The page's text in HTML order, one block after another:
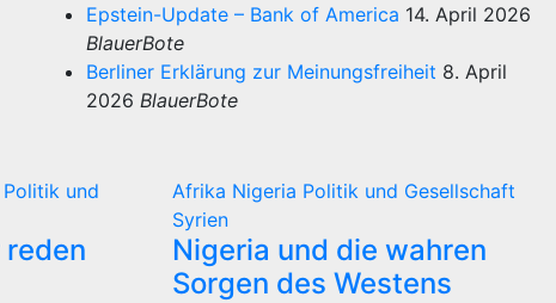
Epstein-Update – Bank of America 14. April 2026
BlauerBote
Berliner Erklärung zur Meinungsfreiheit 8. April
2026 BlauerBote
Politik und
Afrika Nigeria Politik und Gesellschaft
Syrien
Nigeria und die wahren
Sorgen des Westens